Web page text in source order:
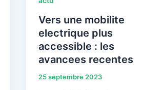
Vers une mobilite
electrique plus
accessible : les
avancees recentes
25 septembre 2023